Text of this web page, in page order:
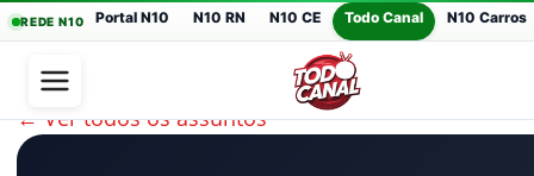
REDE N10 Portal N10 N10 RN N10 CE Todo Canal N10 Carros
← Ver todos os assuntos